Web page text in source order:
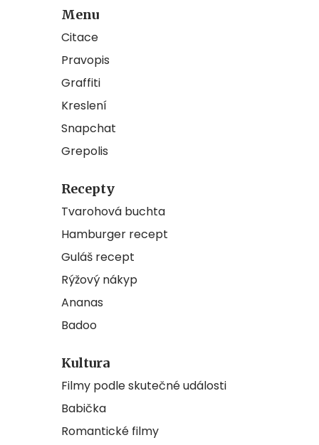
Menu
Citace
Pravopis
Graffiti
Kreslení
Snapchat
Grepolis
Recepty
Tvarohová buchta
Hamburger recept
Guláš recept
Rýžový nákyp
Ananas
Badoo
Kultura
Filmy podle skutečné události
Babička
Romantické filmy